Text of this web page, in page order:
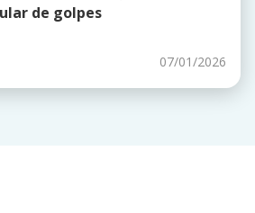
de golpes
07/01/2026